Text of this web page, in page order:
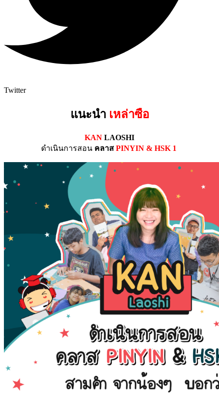
Twitter
แนะนำ เหล่าซือ
KAN LAOSHI
ดำเนินการสอน คลาส PINYIN & HSK 1